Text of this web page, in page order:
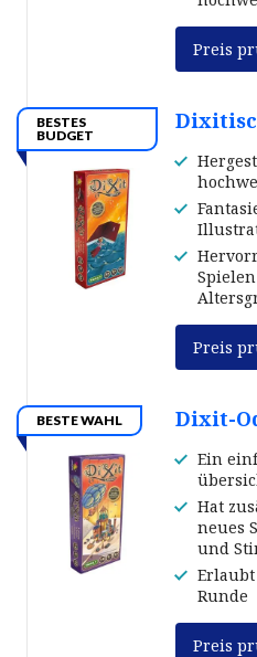
Preis
BESTES
BUDGET
Preis
BESTE WAHL Dixit-
Ein
Hat
neues
und
Runde
Preis